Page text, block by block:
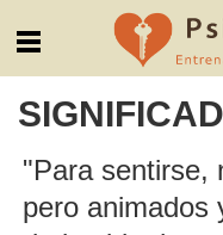
"Para sentirse,
pero animados